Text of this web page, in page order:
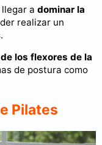
a dominar la
realizar un
los flexores de la
de postura como
Pilates